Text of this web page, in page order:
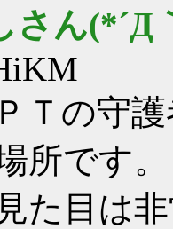
さん(*´Д
Ｔの守
所です。
た目は